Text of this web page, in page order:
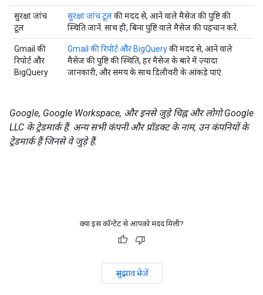
सुरक्षा जांच
टूल
सुरक्षा जांच टूलकी मदद से, आने वाले मैसेज की पुष्टि की
स्थिति जानें. साथ ही, बिना पुष्टि वाले मैसेज की पहचान करें.
Gmail की
रिपोर्ट और
BigQuery
Gmail की रिपोर्ट और BigQueryकी मदद से, आने वाले
मैसेज की पुष्टि की स्थिति, हर मैसेज के बारे में ज़्यादा
जानकारी, और समय के साथ डिलीवरी के आंकड़े पाएं.
Google, Google Workspace, और इनसे जुड़े चिह्न और लोगो Google
LLC के ट्रेडमार्क हैं. अन्य सभी कंपनी और प्रॉडक्ट के नाम, उन कंपनियों के
ट्रेडमार्क हैं जिनसे वे जुड़े हैं.
क्या इस कॉन्टेंट से आपको मदद मिली?
सुझाव भेजें